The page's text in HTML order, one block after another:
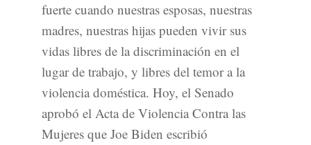
fuerte cuando nuestras esposas, nuestras
madres, nuestras hijas pueden vivir sus
vidas libres de la discriminación en el
lugar de trabajo, y libres del temor a la
violencia doméstica. Hoy, el Senado
aprobó el Acta de Violencia Contra las
Mujeres que Joe Biden escribió